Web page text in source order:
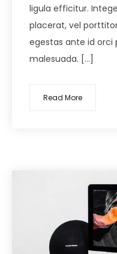
ligula efficitur.
placerat, vel
egestas ante id orci
malesuada. […]
Read More